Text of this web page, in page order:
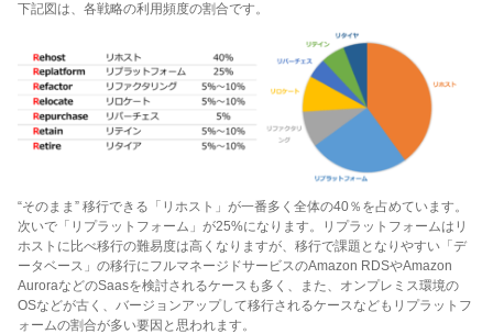
下記図は、各戦略の利用頻度の割合です。
“そのまま” 移行できる「リホスト」が一番多く全体の40％を占めています。
次いで「リプラットフォーム」が25%になります。リプラットフォームはリ
ホストに比べ移行の難易度は高くなりますが、移行で課題となりやすい「デ
ータベース」の移行にフルマネージドサービスのAmazon RDSやAmazon
AuroraなどのSaasを検討されるケースも多く、また、オンプレミス環境の
OSなどが古く、バージョンアップして移行されるケースなどもリプラットフ
ォームの割合が多い要因と思われます。